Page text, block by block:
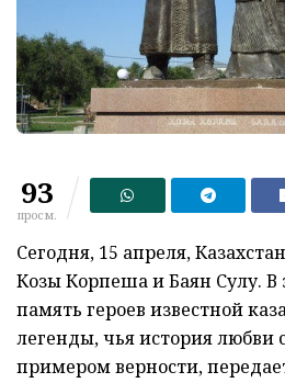
93
просм.
Сегодня, 15 апреля,
Козы Корпеша и Баян Сулу.
память героев известной
легенды, чья история любви
примером верности,